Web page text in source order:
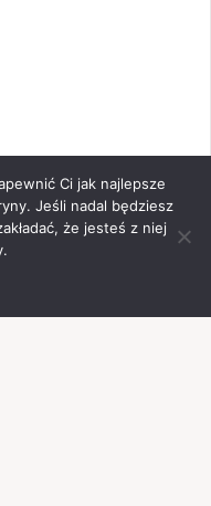
Ci jak najlepsze
Jeśli nadal będziesz
że jesteś z niej